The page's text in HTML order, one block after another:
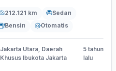
212.121 km
Sedan
Bensin
Otomatis
Jakarta Utara, Daerah
Khusus Ibukota Jakarta
5 tahun
lalu